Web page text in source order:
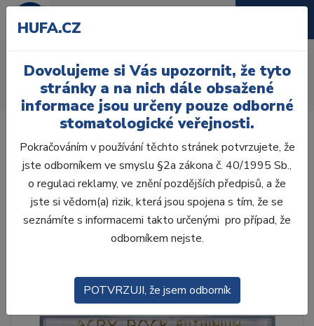
Úvod Zuby
AcryRock
AcryRock frontální H 6 ks S64, D4
HUFA.CZ
Dovolujeme si Vás upozornit, že tyto
stránky a na nich dále obsažené
informace jsou určeny pouze odborné
stomatologické veřejnosti.
Pokračováním v používání těchto stránek potvrzujete, že
jste odborníkem ve smyslu §2a zákona č. 40/1995 Sb.,
o regulaci reklamy, ve znění pozdějších předpisů, a že
jste si vědom(a) rizik, která jsou spojena s tím, že se
seznámíte s informacemi takto určenými pro případ, že
odborníkem nejste.
POTVRZUJI, že jsem odborník